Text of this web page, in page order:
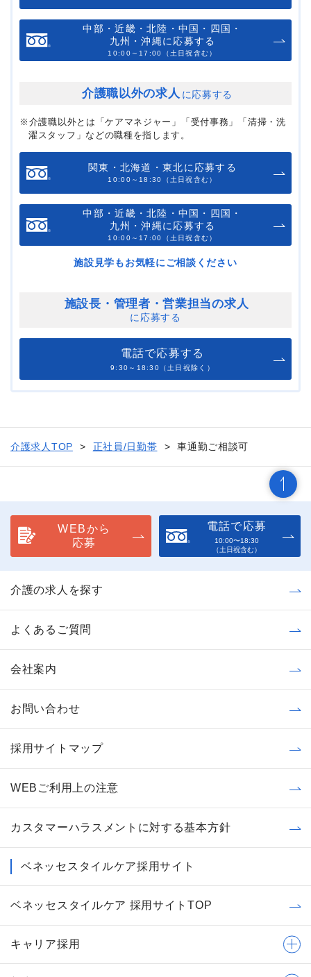
中部・近畿・北陸・中国・四国・
九州・沖縄に応募する
10:00～17:00（土日祝含む）
介護職以外の求人 に応募する
※介護職以外とは「ケアマネジャー」「受付事務」「清掃・洗
濯スタッフ」などの職種を指します。
関東・北海道・東北に応募する
10:00～18:30（土日祝含む）
中部・近畿・北陸・中国・四国・
九州・沖縄に応募する
10:00～17:00（土日祝含む）
施設見学もお気軽にご相談ください
施設長・管理者・営業担当の求人
に応募する
電話で応募する
9:30～18:30（土日祝除く）
介護求人TOP 正社員/日勤帯 車通勤ご相談可
WEBから
応募
電話で応募
10:00〜18:30
（土日祝含む）
介護の求人を探す
よくあるご質問
会社案内
お問い合わせ
採用サイトマップ
WEBご利用上の注意
カスタマーハラスメントに対する基本方針
ベネッセスタイルケア採用サイト
ベネッセスタイルケア 採用サイトTOP
キャリア採用